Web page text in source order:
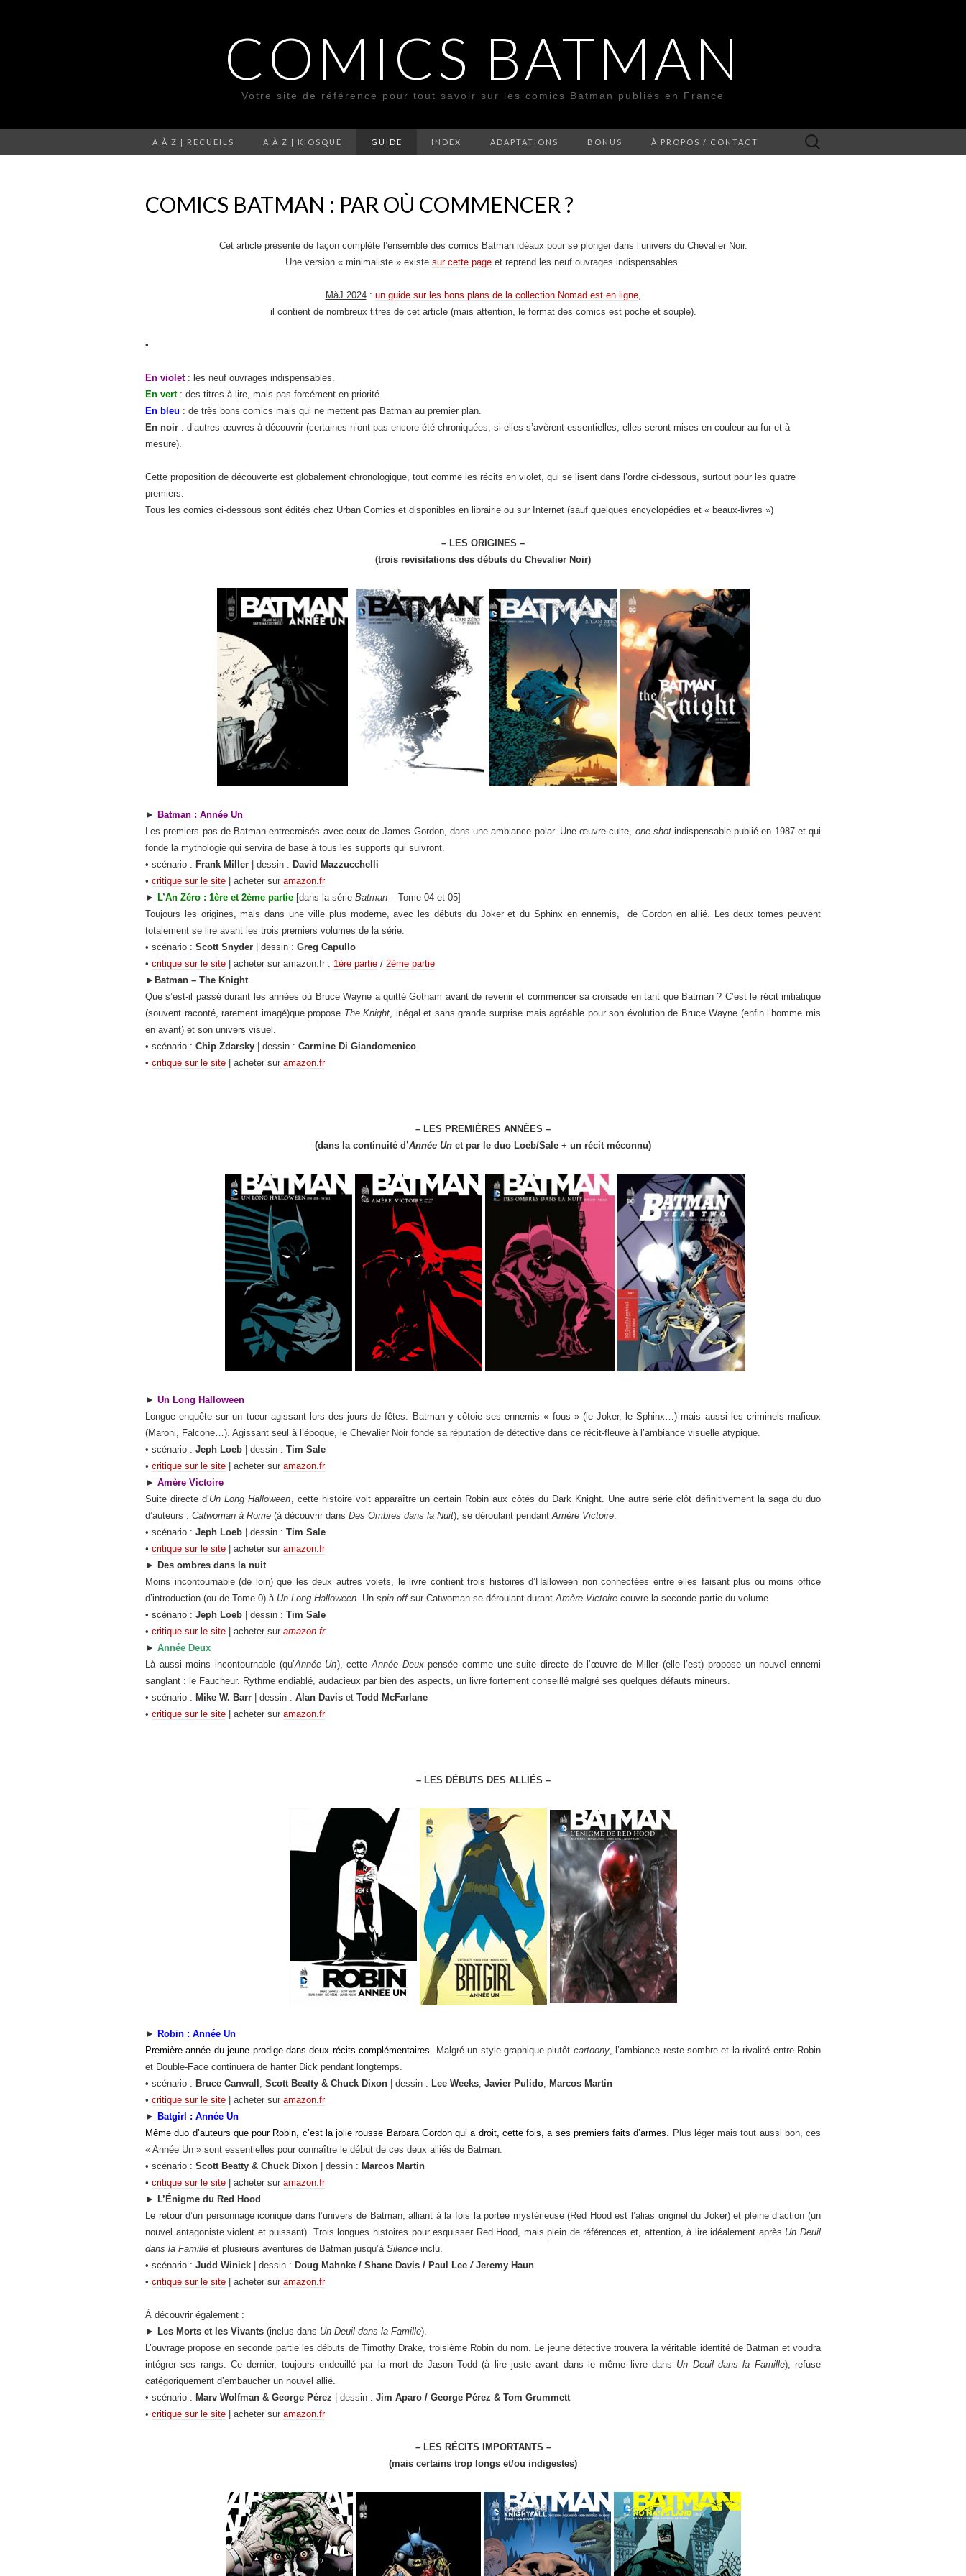
COMICS BATMAN
Votre site de référence pour tout savoir sur les comics Batman publiés en France
A À Z | RECUEILS A À Z | KIOSQUE GUIDE INDEX ADAPTATIONS BONUS À PROPOS / CONTACT Rechercher :
COMICS BATMAN : PAR OÙ COMMENCER ?
Cet article présente de façon complète l’ensemble des comics Batman idéaux pour se plonger dans l’univers du Chevalier Noir.
Une version « minimaliste » existe sur cette page et reprend les neuf ouvrages indispensables.
MàJ 2024: un guide sur les bons plans de la collection Nomad est en ligne,
il contient de nombreux titres de cet article (mais attention, le format des comics est poche et souple).
•
En violet: les neuf ouvrages indispensables.
En vert: des titres à lire, mais pas forcément en priorité.
En bleu : de très bons comics mais qui ne mettent pas Batman au premier plan.
En noir : d’autres œuvres à découvrir (certaines n’ont pas encore été chroniquées, si elles s’avèrent essentielles, elles seront mises en couleur au fur et à
mesure).
Cette proposition de découverte est globalement chronologique, tout comme les récits en violet, qui se lisent dans l’ordre ci-dessous, surtout pour les quatre
premiers.
Tous les comics ci-dessous sont édités chez Urban Comics et disponibles en librairie ou sur Internet (sauf quelques encyclopédies et « beaux-livres »)
– LES ORIGINES –
(trois revisitations des débuts du Chevalier Noir)
► Batman : Année Un
Les premiers pas de Batman entrecroisés avec ceux de James Gordon, dans une ambiance polar. Une œuvre culte, one-shotindispensable publié en 1987 et qui
fonde la mythologie qui servira de base à tous les supports qui suivront.
• scénario : Frank Miller | dessin : David Mazzucchelli
• critique sur le site | acheter sur amazon.fr
► L’An Zéro : 1ère et 2ème partie [dans la série Batman – Tome 04 et 05]
Toujours les origines, mais dans une ville plus moderne, avec les débuts du Joker et du Sphinx en ennemis, deGordon en allié. Les deux tomes peuvent
totalement se lire avant les trois premiers volumes de la série.
• scénario : Scott Snyder | dessin : Greg Capullo
• critique sur le site | acheter sur amazon.fr : 1ère partie / 2ème partie
► Batman – The Knight
Que s’est-il passé durant les années où Bruce Wayne a quitté Gotham avant de revenir et commencer sa croisade en tant que Batman ? C’est le récit initiatique
(souvent raconté, rarement imagé)que propose The Knight , inégal et sans grande surprise mais agréable pour son évolution de Bruce Wayne (enfin l’homme mis
en avant) et son univers visuel.
• scénario : Chip Zdarsky | dessin : Carmine Di Giandomenico
• critique sur le site | acheter sur amazon.fr
– LES PREMIÈRES ANNÉES –
(dans la continuité d’Année Un et par le duo Loeb/Sale + un récit méconnu)
► Un Long Halloween
Longue enquête sur un tueur agissant lors des jours de fêtes
Batman y côtoie ses ennemis « fous » (le Joker, le Sphinx…) mais aussi les criminels mafieux
(Maroni, Falcone…). Agissant seul à l’époque, le Chevalier Noir fonde sa réputation de détective dans ce récit-fleuve à l’ambiance visuelle atypique.
• scénario : Jeph Loeb | dessin : Tim Sale
• critique sur le site | acheter sur amazon.fr
► Amère Victoire
Suite directe d’Un Long Halloween , cette histoire voit apparaître un certain Robin aux côtés du Dark Knight. Une autre série clôt définitivement la saga du duo
d’auteurs : Catwoman à Rome (à découvrir dans Des Ombres dans la Nuit), se déroulant pendant Amère Victoire
• scénario : Jeph Loeb | dessin : Tim Sale
• critique sur le site | acheter sur amazon.fr
► Des ombres dans la nuit
Moins incontournable (de loin) que les deux autres volets, le livre contient trois histoires d’Halloween non connectées entre elles faisant plus ou moins office
d’introduction (ou de Tome 0) à Un Long Halloween. Un spin-offsur Catwoman se déroulant durant Amère Victoire couvre la seconde partie du volume.
• scénario : Jeph Loeb | dessin : Tim Sale
• critique sur le site | acheter sur amazon.fr
► Année Deux
Là aussi moins incontournable (qu’Année Un), cette Année Deuxpensée comme une suite directe de l’œuvre de Miller (elle l’est) propose un nouvel ennemi
sanglant : le Faucheur. Rythme endiablé, audacieux par bien des aspects, un livre fortement conseillé malgré ses quelques défauts mineurs.
• scénario : Mike W. Barr | dessin : Alan Davis et Todd McFarlane
• critique sur le site | acheter sur amazon.fr
– LES DÉBUTS DES ALLIÉS –
► Robin : Année Un
Première année du jeune prodige dans deux récits complémentaires . Malgré un style graphique plutôt cartoony, l’ambiance reste sombre et la rivalité entre Robin
et Double-Face continuera de hanter Dick pendant longtemps.
• scénario : Bruce Canwall Scott Beatty & Chuck Dixon | dessin : Lee Weeks Javier Pulido
Marcos Martin
• critique sur le site | acheter sur amazon.fr
► Batgirl : Année Un
Même duo d’auteurs que pour Robin, c’est la jolie rousse Barbara Gordon qui a droit, cette fois, a ses premiers faits d’armes . Plus léger mais tout aussi bon, ces
« Année Un » sont essentielles pour connaître le début de ces deux alliés de Batman.
• scénario : Scott Beatty & Chuck Dixon | dessin : Marcos Martin
• critique sur le site | acheter sur amazon.fr
►
L’Énigme du Red Hood
Le retour d’un personnage iconique dans l’univers de Batman, alliant à la fois la portée mystérieuse (Red Hood est l’alias originel du Joker) et pleine d’action (un
nouvel antagoniste violent et puissant). Trois longues histoires pour esquisser Red Hood, mais plein de références et, attention, à lire idéalement après Un Deuil
dans la Famille et plusieurs aventures de Batman jusqu’à Silence inclu.
• scénario : Judd Winick | dessin : Doug Mahnke / Shane Davis / Paul Lee / Jeremy Haun
• critique sur le site | acheter sur amazon.fr
À découvrir également :
►
Les Morts et les Vivants (inclus dans Un Deuil dans la Famille).
L’ouvrage propose en seconde partie les débuts de Timothy Drake, troisième Robin du nom. Le jeune détective trouvera la véritable identité de Batman et voudra
intégrer ses rangs. Ce dernier, toujours endeuillé par la mort de Jason Todd (à lire juste avant dans le même livre dans Un Deuil dans la Famille), refuse
catégoriquement d’embaucher un nouvel allié.
• scénario : Marv Wolfman & George Pérez | dessin : Jim Aparo / George Pérez & Tom Grummett
• critique sur le site | acheter sur amazon.fr
– LES RÉCITS IMPORTANTS –
(mais certains trop longs et/ou indigestes)